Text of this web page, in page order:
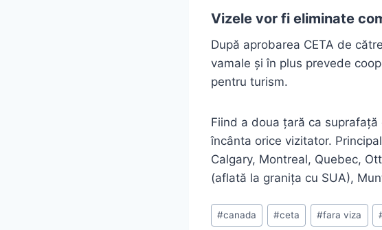
Vizele vor fi eliminate
După aprobarea CETA de
vamale și în plus prevede
pentru turism.
Fiind a doua țară ca
încânta orice vizitator.
Calgary, Montreal, Quebec,
(aflată la granița cu SUA),
Post
Tags:
#canada #ceta #fara viza